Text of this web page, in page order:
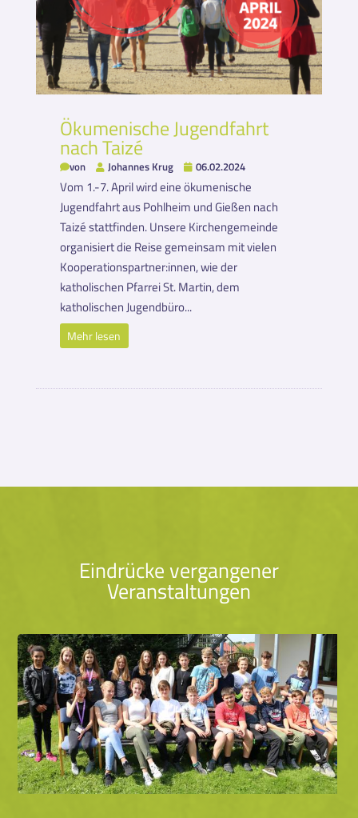
Ökumenische Jugendfahrt
nach Taizé
von Johannes Krug 06.02.2024
Vom 1.-7. April wird eine ökumenische
Jugendfahrt aus Pohlheim und Gießen nach
Taizé stattfinden. Unsere Kirchengemeinde
organisiert die Reise gemeinsam mit vielen
Kooperationspartner:innen, wie der
katholischen Pfarrei St. Martin, dem
katholischen Jugendbüro...
Mehr lesen
Eindrücke vergangener
Veranstaltungen